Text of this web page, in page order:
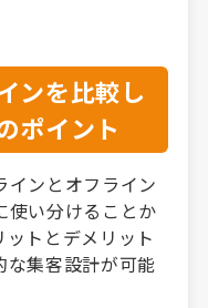
ンを比較し
ポイント
インとオフライン
使い分けることか
トとデメリット
な集客設計が可能